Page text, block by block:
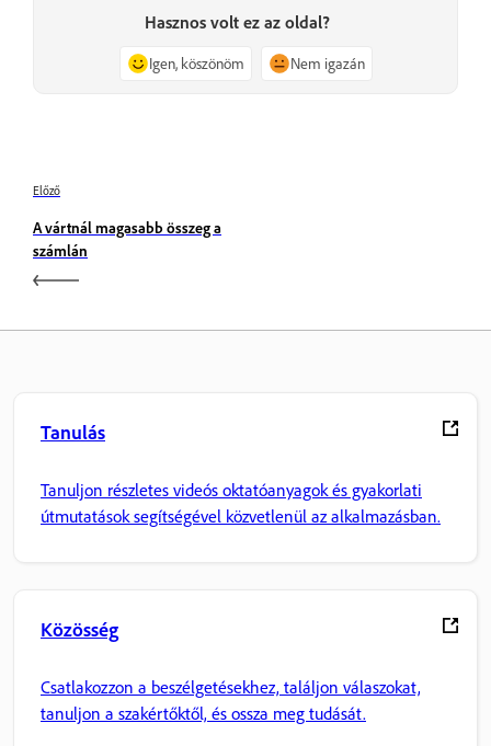
Hasznos volt ez az oldal?
Igen, köszönöm Nem igazán
Előző
A vártnál magasabb összeg a
számlán
Tanulás
Tanuljon részletes videós oktatóanyagok és gyakorlati
útmutatások segítségével közvetlenül az alkalmazásban.
Közösség
Csatlakozzon a beszélgetésekhez, találjon válaszokat,
tanuljon a szakértőktől, és ossza meg tudását.